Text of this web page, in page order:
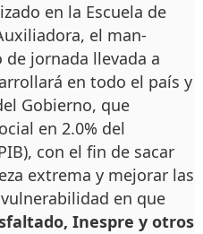
en la Escuela de
el man­
jornada llevada a
en todo el país y
Go­bierno, que
en 2.0% del
con el fin de sa­car
extrema y mejorar las
en que
Inespre y otros